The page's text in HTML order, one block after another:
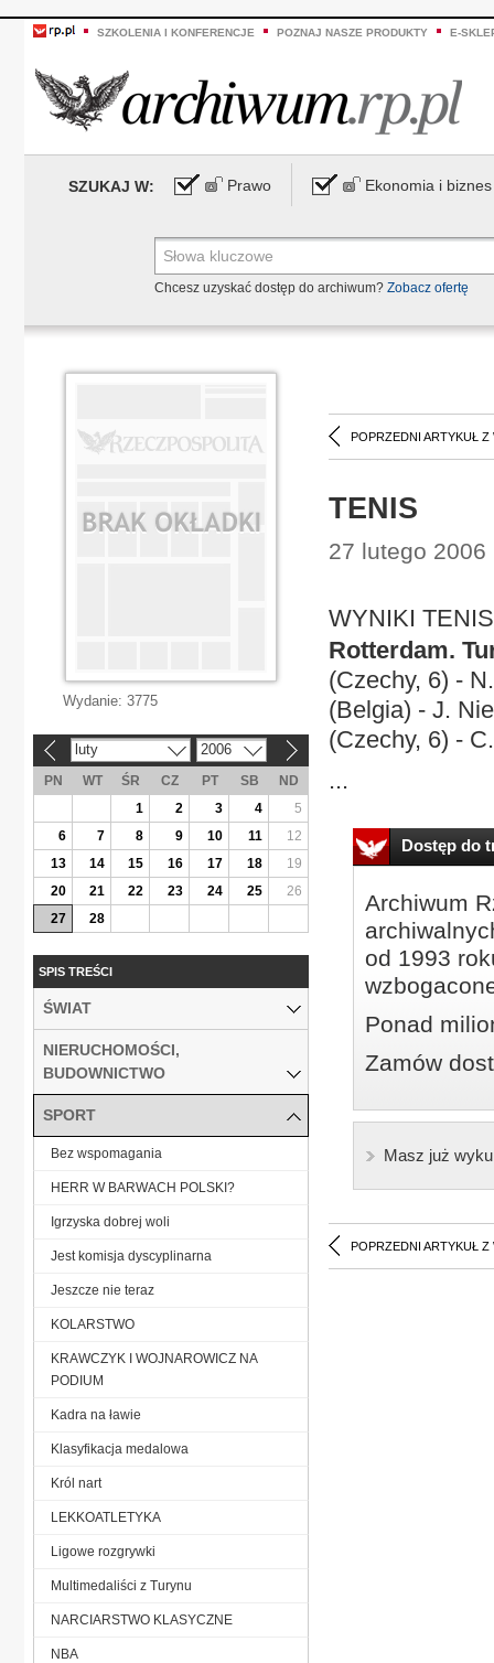
SZKOLENIA I KONFERENCJE POZNAJ NASZE PRODUKTY E-
SZUKAJ W: Prawo Ekonomia i biznes
Chcesz uzyskać dostęp do archiwum? Zobacz ofertę
POPRZEDNI ARTYKUŁ Z
TENIS
27 lutego 2006
WYNIKI TENIS
Rotterdam.
(Czechy, 6) -
(Belgia) - J.
(Czechy, 6) -
...
Dostęp do
Archiwum
od 1993
Ponad
Zamów
Masz już
POPRZEDNI ARTYKUŁ Z
Wydanie: 3775
luty 2006
PN WT ŚR CZ PT SB
ND
1
2 3 4
5
6
7 8 9 10 11
12
13
14 15 16 17 18
19
20
21 22 23 24 25
26
27
28
SPIS TREŚCI
ŚWIAT
NIERUCHOMOŚCI,
BUDOWNICTWO
SPORT
Bez wspomagania
HERR W BARWACH POLSKI?
Igrzyska dobrej woli
Jest komisja dyscyplinarna
Jeszcze nie teraz
KOLARSTWO
KRAWCZYK I WOJNAROWICZ NA
PODIUM
Kadra na ławie
Klasyfikacja medalowa
Król nart
LEKKOATLETYKA
Ligowe rozgrywki
Multimedaliści z Turynu
NARCIARSTWO KLASYCZNE
NBA